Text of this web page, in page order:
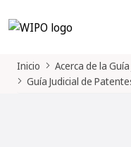
Inicio
Acerca de la
Guía Judicial de